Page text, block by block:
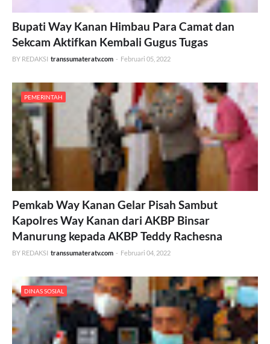
Bupati Way Kanan Himbau Para Camat dan
Sekcam Aktifkan Kembali Gugus Tugas
BY REDAKSI transsumateratv.com - Februari 05, 2022
PEMERINTAH
Pemkab Way Kanan Gelar Pisah Sambut
Kapolres Way Kanan dari AKBP Binsar
Manurung kepada AKBP Teddy Rachesna
BY REDAKSI transsumateratv.com - Februari 04, 2022
DINAS SOSIAL